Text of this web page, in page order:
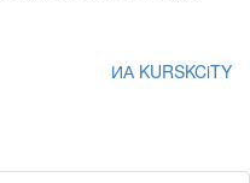
ИА KURSKCiTY